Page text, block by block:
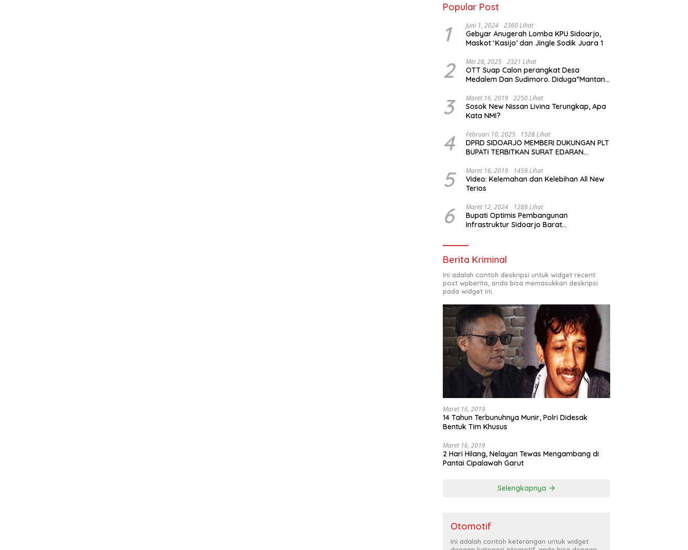
Popular Post
1 Juni 1, 2024 2360 Lihat
Gebyar Anugerah Lomba KPU Sidoarjo,
Maskot ‘Kasijo’ dan Jingle Sodik Juara 1
2 Mei 28, 2025 2321 Lihat
OTT Suap Calon perangkat Desa
Medalem Dan Sudimoro. Diduga”Mantan
3 Maret 16, 2019 2250 Lihat
Sosok New Nissan Livina Terungkap, Apa
Kata NMI?
4 Februari 10, 2025 1528 Lihat
DPRD SIDOARJO MEMBERI DUKUNGAN PLT
BUPATI TERBITKAN SURAT EDARAN
(ODL) TK, PAUD, SD, SMP/MTS KELUAR
KOTA
5 Maret 16, 2019 1459 Lihat
Video: Kelemahan dan Kelebihan All New
Terios
6 Maret 12, 2024 1288 Lihat
Bupati Optimis Pembangunan
Infrastruktur Sidoarjo Barat
Berita Kriminal
Ini adalah contoh deskripsi untuk widget recent
post wpberita, anda bisa memasukkan deskripsi
pada widget ini.
Maret 16, 2019
14 Tahun Terbunuhnya Munir, Polri Didesak
Bentuk Tim Khusus
Maret 16, 2019
2 Hari Hilang, Nelayan Tewas Mengambang di
Pantai Cipalawah Garut
Selengkapnya
Otomotif
Ini adalah contoh keterangan untuk widget